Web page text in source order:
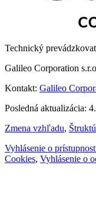
Technický
Galileo Corporation
Kontakt: Galileo
Posledná aktualizácia:
Zmena vzhľadu,
Vyhlásenie o
Cookies, Vyhlásenie o